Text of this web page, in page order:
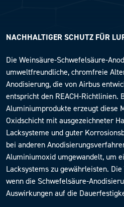
NACHHALTIGER SCHUTZ FÜR
Die Weinsäure-Schwefelsäure-
umweltfreundliche, chromfreie
Anodisierung, die von Airbus
entspricht den REACH-Richtlinien.
Aluminiumprodukte erzeugt diese
Oxidschicht mit ausgezeichneter
Lacksysteme und guter
bei anderen
Aluminiumoxid umgewandelt, um
Lacksystems zu gewährleisten.
wenn die Schwefelsäure-
Auswirkungen auf die